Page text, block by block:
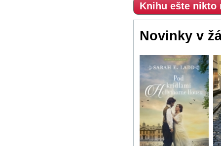
Knihu ešte nikto
Novinky v